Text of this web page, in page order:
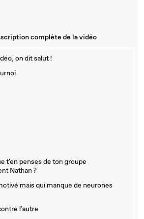
complète de la vidéo
on dit salut !
t'en penses de ton groupe
Nathan ?
mais qui manque de neurones
l'autre